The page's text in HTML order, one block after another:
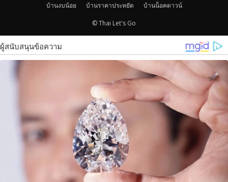
บ้านงบน้อย
บ้านราคาประหยัด บ้านน็อคดาวน์
© Thai Let's Go